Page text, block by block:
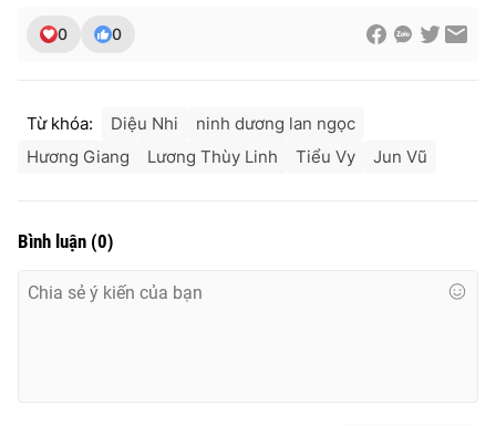
0 0
Từ khóa: Diệu Nhi
ninh dương lan ngọc
Hương Giang
Lương Thùy Linh Tiểu Vy Jun Vũ
Bình luận (0)